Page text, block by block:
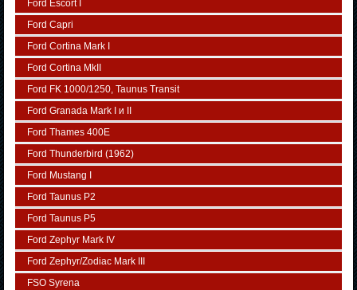
Ford Escort I
Ford Capri
Ford Cortina Mark I
Ford Cortina MkII
Ford FK 1000/1250, Taunus Transit
Ford Granada Mark I и II
Ford Thames 400E
Ford Thunderbird (1962)
Ford Mustang I
Ford Taunus P2
Ford Taunus P5
Ford Zephyr Mark IV
Ford Zephyr/Zodiac Mark III
FSO Syrena